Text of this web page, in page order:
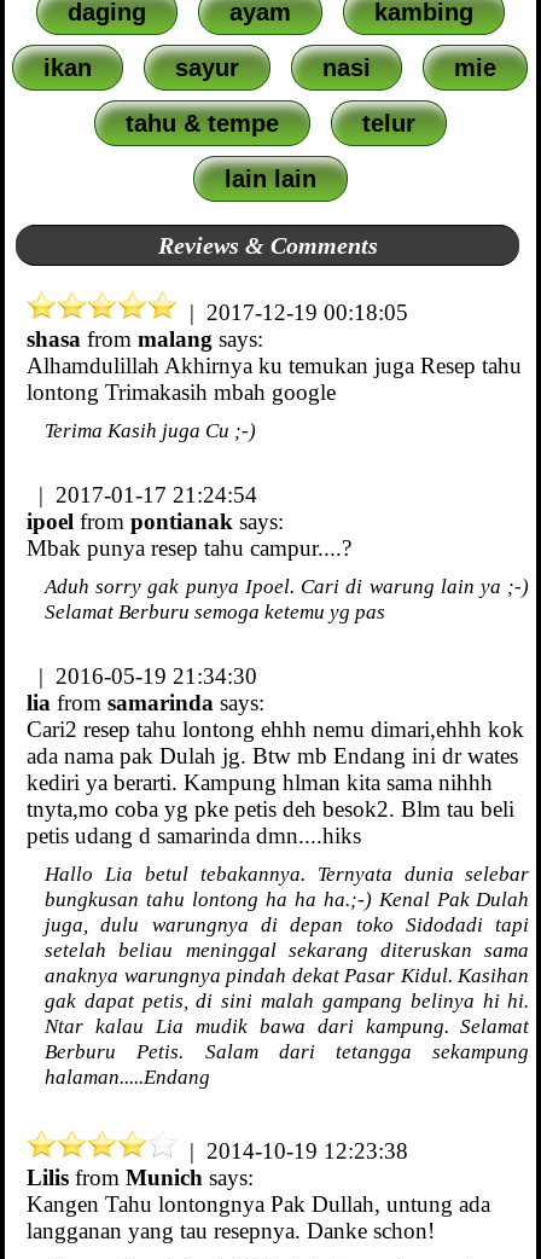
daging ayam kambing
ikan sayur nasi mie
tahu & tempe telur
lain lain
Reviews & Comments
| 2017-12-19 00:18:05
shasa from malang says:
Alhamdulillah Akhirnya ku temukan juga Resep tahu
lontong Trimakasih mbah google
Terima Kasih juga Cu ;-)
| 2017-01-17 21:24:54
ipoel from pontianak says:
Mbak punya resep tahu campur....?
Aduh sorry gak punya Ipoel. Cari di warung lain ya ;-)
Selamat Berburu semoga ketemu yg pas
| 2016-05-19 21:34:30
lia from samarinda says:
Cari2 resep tahu lontong ehhh nemu dimari,ehhh kok
ada nama pak Dulah jg. Btw mb Endang ini dr wates
kediri ya berarti. Kampung hlman kita sama nihhh
tnyta,mo coba yg pke petis deh besok2. Blm tau beli
petis udang d samarinda dmn....hiks
Hallo Lia betul tebakannya. Ternyata dunia selebar
bungkusan tahu lontong ha ha ha.;-) Kenal Pak Dulah
juga, dulu warungnya di depan toko Sidodadi tapi
setelah beliau meninggal sekarang diteruskan sama
anaknya warungnya pindah dekat Pasar Kidul. Kasihan
gak dapat petis, di sini malah gampang belinya hi hi.
Ntar kalau Lia mudik bawa dari kampung. Selamat
Berburu Petis. Salam dari tetangga sekampung
halaman.....Endang
| 2014-10-19 12:23:38
Lilis from Munich says:
Kangen Tahu lontongnya Pak Dullah, untung ada
langganan yang tau resepnya. Danke schon!